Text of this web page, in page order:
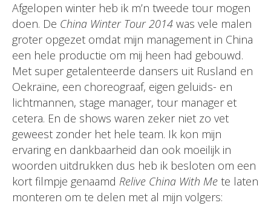
Afgelopen winter heb ik m’n tweede tour mogen
doen. De China Winter Tour 2014 was vele malen
groter opgezet omdat mijn management in China
een hele productie om mij heen had gebouwd.
Met super getalenteerde dansers uit Rusland en
Oekraïne, een choreograaf, eigen geluids- en
lichtmannen, stage manager, tour manager et
cetera. En de shows waren zeker niet zo vet
geweest zonder het hele team. Ik kon mijn
ervaring en dankbaarheid dan ook moeilijk in
woorden uitdrukken dus heb ik besloten om een
kort filmpje genaamd Relive China With Me te laten
monteren om te delen met al mijn volgers: